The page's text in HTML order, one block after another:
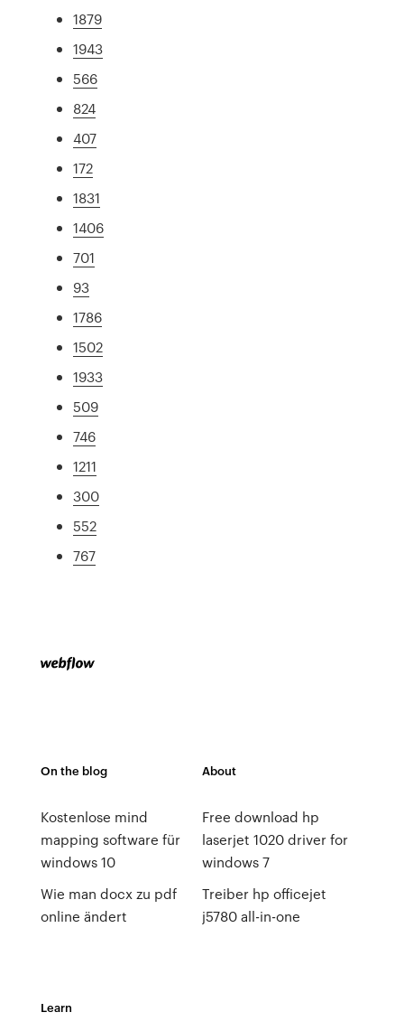
1879
1943
566
824
407
172
1831
1406
701
93
1786
1502
1933
509
746
1211
300
552
767
On the blog
Kostenlose mind
mapping software für
windows 10
Wie man docx zu pdf
online ändert
About
Free download hp
laserjet 1020 driver for
windows 7
Treiber hp officejet
j5780 all-in-one
Learn